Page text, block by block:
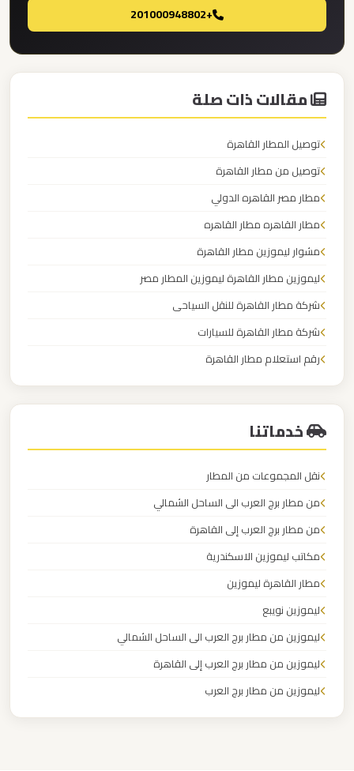
+201000948802
مقالات ذات صلة
توصيل المطار القاهرة
توصيل من مطار القاهرة
مطار مصر القاهره الدولي
مطار القاهره مطار القاهره
مشوار ليموزين مطار القاهرة
ليموزين مطار القاهرة ليموزين المطار مصر
شركة مطار القاهرة للنقل السياحى
شركة مطار القاهرة للسيارات
رقم استعلام مطار القاهرة
شركة توصيل من مطار القاهرة
خدماتنا
نقل المجموعات من المطار
من مطار برج العرب الى الساحل الشمالي
من مطار برج العرب إلى القاهرة
مكاتب ليموزين الاسكندرية
مطار القاهرة ليموزين
ليموزين نويبع
ليموزين من مطار برج العرب الى الساحل الشمالي
ليموزين من مطار برج العرب إلى القاهرة
ليموزين من مطار برج العرب
ليموزين من مطار القاهرة
مطار
الغردقة
ليموزين
العلمين
الجديدة
ليموزين
العلمين
ليموزين
العالمين
ليموزين
مطار
العاصمة
ليموزين
اكتوبر
ليموزين
الجديدة
ليموزين
مصر